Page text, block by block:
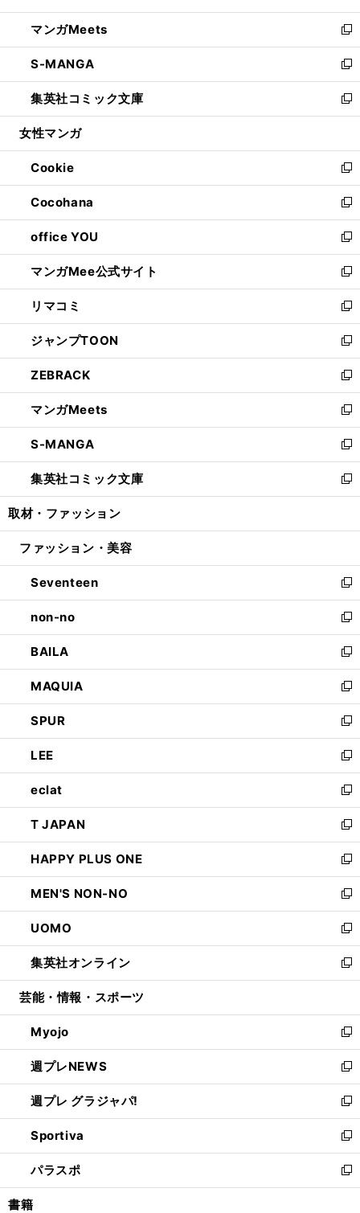
開
く
ウ
で
開
く
ン
ド
ウ
で
開
く
ウ
ィ
ン
ド
ウ
で
開
し
い
ウ
ィ
ン
ド
ウ
開
く
マンガMeets
新
し
い
ウ
ィ
ン
ウ
で
開
く
S-MANGA
新
し
い
ウ
ン
ド
ウ
で
開
く
集英社コミック文庫
新
し
ウ
ィ
ン
ド
ウ
で
開
く
女性マンガ
Cookie
新
し
い
ウ
ィ
ン
ド
ウ
で
開
く
Cocohana
新
し
い
ウ
ィ
ン
ド
ウ
で
開
く
office YOU
新
し
い
ウ
ィ
ン
ド
ウ
で
開
く
マンガMee公式サイト
新
し
い
ウ
ィ
ン
ド
ウ
で
開
く
リマコミ
新
し
い
ウ
ィ
ン
ド
ウ
で
開
く
ジャンプTOON
新
し
い
ウ
ィ
ン
ド
ウ
で
開
ZEBRACK
新
し
い
ウ
ィ
ン
ド
ウ
開
マンガMeets
新
し
い
ウ
ィ
ン
ウ
開
く
S-MANGA
新
し
い
ウ
ン
ウ
で
開
く
集英社コミック文庫
新
し
ウ
ン
ド
ウ
で
開
く
取材・ファッション
ファッション・美容
Seventeen
新
し
い
ウ
ィ
ン
ド
ウ
で
開
く
non-no
新
し
い
ウ
ィ
ン
ド
ウ
で
開
く
BAILA
新
し
い
ウ
ィ
ン
ド
ウ
で
開
く
MAQUIA
新
し
い
ウ
ィ
ン
ド
ウ
で
開
く
SPUR
新
し
い
ウ
ィ
ン
ド
ウ
で
開
く
LEE
新
し
い
ウ
ィ
ン
ド
ウ
で
開
く
eclat
新
し
い
ウ
ィ
ン
ド
ウ
で
開
く
T JAPAN
新
し
い
ウ
ィ
ン
ド
ウ
で
開
HAPPY PLUS ONE
新
し
い
ウ
ィ
ン
ド
ウ
開
く
MEN'S NON-NO
新
し
い
ウ
ィ
ン
ウ
で
開
く
UOMO
新
し
い
ウ
ン
ド
ウ
で
開
く
集英社オンライン
新
し
ウ
ィ
ン
ド
ウ
で
開
く
芸能・情報・スポーツ
Myojo
新
し
い
ウ
ィ
ン
ド
ウ
で
開
週プレNEWS
新
し
い
ウ
ィ
ン
ド
ウ
週プレ グラジャパ!
新
し
い
ウ
ィ
ン
Sportiva
新
し
い
ウ
パラスポ
新
し
書籍